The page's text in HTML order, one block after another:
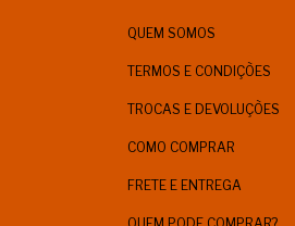
QUEM SOMOS
TERMOS E CONDIÇÕES
TROCAS E DEVOLUÇÕES
COMO COMPRAR
FRETE E ENTREGA